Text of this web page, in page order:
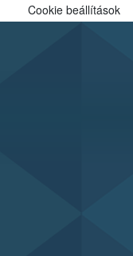
Cookie beállítások